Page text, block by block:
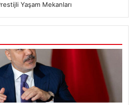
Yaşam Mekanları